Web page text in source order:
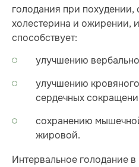
голодания при
холестерина и ожирении,
способствует:
улучшению
улучшению
сердечных
сохранению
жировой.
Интервальное голодание